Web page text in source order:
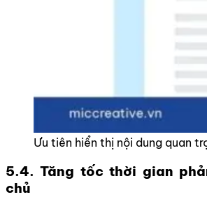
Ưu tiên hiển thị nội dung quan
5.4. Tăng tốc thời gian
chủ